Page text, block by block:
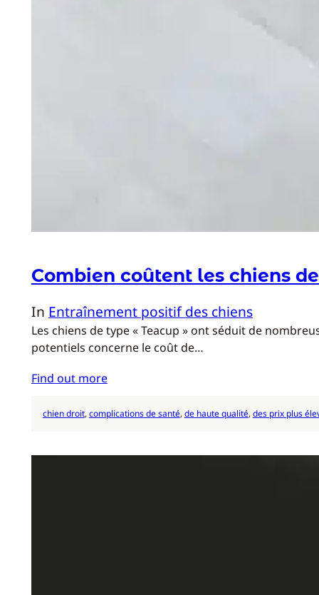
Combien coûtent les chiens
In Entraînement positif des chiens
Les chiens de type « Teacup » ont séduit de
potentiels concerne le coût de…
Find out more
chien droit, complications de santé, de haute qualité, des prix plus